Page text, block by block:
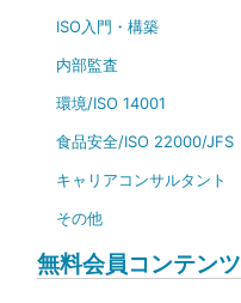
ISO入門・構築
内部監査
環境/ISO 14001
食品安全/ISO 22000/JFS
キャリアコンサルタント
その他
無料会員コンテンツ